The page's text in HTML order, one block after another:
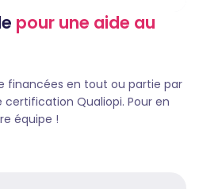
pour une aide au
financées en tout ou partie par
Qualiopi. Pour en
équipe !